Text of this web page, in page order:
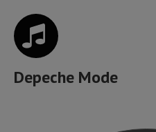
Depeche Mode